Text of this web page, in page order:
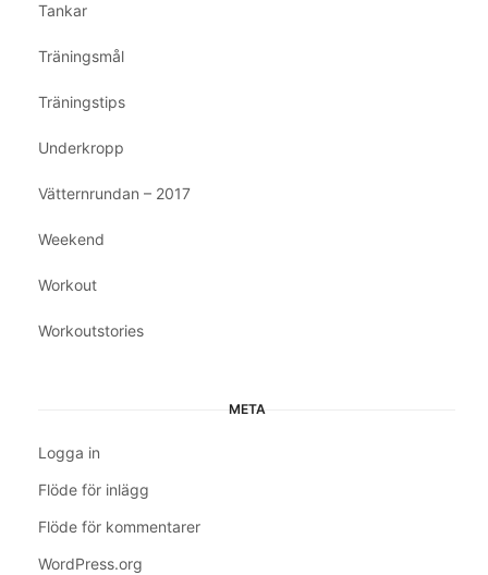
Tankar
Träningsmål
Träningstips
Underkropp
Vätternrundan – 2017
Weekend
Workout
Workoutstories
META
Logga in
Flöde för inlägg
Flöde för kommentarer
WordPress.org